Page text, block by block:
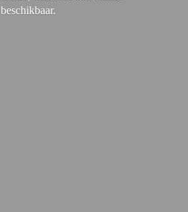
beschikbaar.